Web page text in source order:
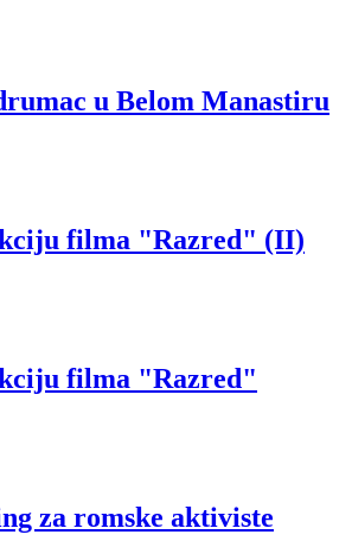
u Belom Manastiru
filma "Razred" (II)
filma "Razred"
za romske aktiviste